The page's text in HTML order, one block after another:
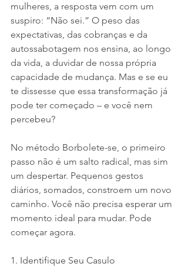
mulheres, a resposta vem com um
suspiro: “Não sei.” O peso das
expectativas, das cobranças e da
autossabotagem nos ensina, ao longo
da vida, a duvidar de nossa própria
capacidade de mudança. Mas e se eu
te dissesse que essa transformação já
pode ter começado – e você nem
percebeu?
No método Borbolete-se, o primeiro
passo não é um salto radical, mas sim
um despertar. Pequenos gestos
diários, somados, constroem um novo
caminho. Você não precisa esperar um
momento ideal para mudar. Pode
começar agora.
1. Identifique Seu Casulo